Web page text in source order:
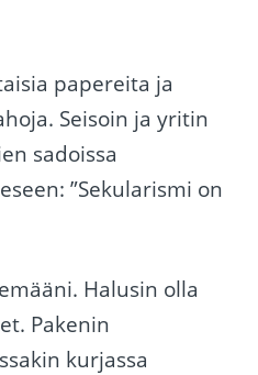
papereita ja
Seisoin ja yritin
sadoissa
”Sekularismi on
Halusin olla
Pakenin
kurjassa